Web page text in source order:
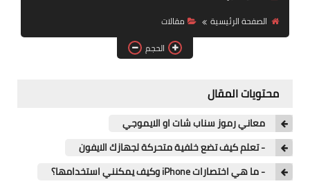
آيفون
انترنت
الربح من الانترنت
الصفحة الرئيسية
مقالات
الحجم
محتويات المقال
معاني رموز سناب شات او الايموجي
- تعلم كيف تضع خلفية متحركة لجهازك الايفون
- ما هي اختصارات iPhone وكيف يمكنني استخدامها؟